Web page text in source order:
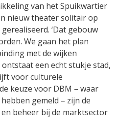
van het Spuikwartier
nieuw theater solitair op
‘Dat gebouw
We gaan het plan
met de wijken
een echt stukje stad,
voor culturele
keuze voor DBM – waar
gemeld – zijn de
beheer bij de marktsector